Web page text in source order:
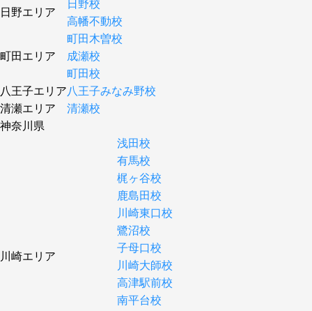
日野エリア
日野校
高幡不動校
町田エリア
町田木曽校
成瀬校
町田校
八王子エリア八王子みなみ野校
清瀬エリア
清瀬校
神奈川県
川崎エリア
浅田校
有馬校
梶ヶ谷校
鹿島田校
川崎東口校
鷺沼校
子母口校
川崎大師校
高津駅前校
南平台校